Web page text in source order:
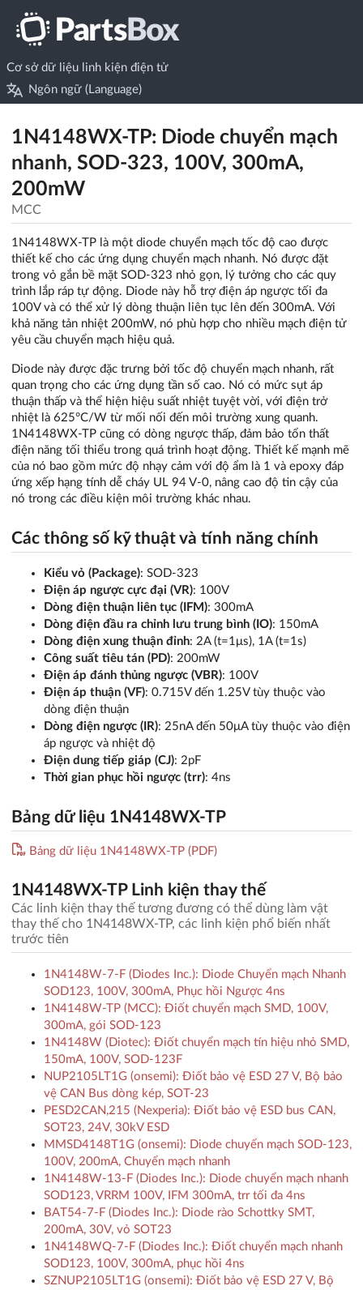
Cơ sở dữ liệu linh kiện điện tử
Ngôn ngữ (Language)
1N4148WX-TP: Diode chuyển mạch
nhanh, SOD-323, 100V, 300mA,
200mW
MCC
1N4148WX-TP là một diode chuyển mạch tốc độ cao được
thiết kế cho các ứng dụng chuyển mạch nhanh. Nó được đặt
trong vỏ gắn bề mặt SOD-323 nhỏ gọn, lý tưởng cho các quy
trình lắp ráp tự động. Diode này hỗ trợ điện áp ngược tối đa
100V và có thể xử lý dòng thuận liên tục lên đến 300mA. Với
khả năng tản nhiệt 200mW, nó phù hợp cho nhiều mạch điện tử
yêu cầu chuyển mạch hiệu quả.
Diode này được đặc trưng bởi tốc độ chuyển mạch nhanh, rất
quan trọng cho các ứng dụng tần số cao. Nó có mức sụt áp
thuận thấp và thể hiện hiệu suất nhiệt tuyệt vời, với điện trở
nhiệt là 625°C/W từ mối nối đến môi trường xung quanh.
1N4148WX-TP cũng có dòng ngược thấp, đảm bảo tổn thất
điện năng tối thiểu trong quá trình hoạt động. Thiết kế mạnh mẽ
của nó bao gồm mức độ nhạy cảm với độ ẩm là 1 và epoxy đáp
ứng xếp hạng tính dễ cháy UL 94 V-0, nâng cao độ tin cậy của
nó trong các điều kiện môi trường khác nhau.
Các thông số kỹ thuật và tính năng chính
Kiểu vỏ (Package): SOD-323
Điện áp ngược cực đại (VR): 100V
Dòng điện thuận liên tục (IFM): 300mA
Dòng điện đầu ra chỉnh lưu trung bình (IO): 150mA
Dòng điện xung thuận đỉnh: 2A (t=1μs), 1A (t=1s)
Công suất tiêu tán (PD): 200mW
Điện áp đánh thủng ngược (VBR): 100V
Điện áp thuận (VF): 0.715V đến 1.25V tùy thuộc vào
dòng điện thuận
Dòng điện ngược (IR): 25nA đến 50μA tùy thuộc vào điện
áp ngược và nhiệt độ
Điện dung tiếp giáp (CJ): 2pF
Thời gian phục hồi ngược (trr): 4ns
Bảng dữ liệu 1N4148WX-TP
Bảng dữ liệu 1N4148WX-TP (PDF)
1N4148WX-TP Linh kiện thay thế
Các linh kiện thay thế tương đương có thể dùng làm vật
thay thế cho 1N4148WX-TP, các linh kiện phổ biến nhất
trước tiên
1N4148W-7-F (Diodes Inc.): Diode Chuyển mạch Nhanh
SOD123, 100V, 300mA, Phục hồi Ngược 4ns
1N4148W-TP (MCC): Điốt chuyển mạch SMD, 100V,
300mA, gói SOD-123
1N4148W (Diotec): Điốt chuyển mạch tín hiệu nhỏ SMD,
150mA, 100V, SOD-123F
NUP2105LT1G (onsemi): Điốt bảo vệ ESD 27 V, Bộ bảo
vệ CAN Bus dòng kép, SOT-23
PESD2CAN,215 (Nexperia): Điốt bảo vệ ESD bus CAN,
SOT23, 24V, 30kV ESD
MMSD4148T1G (onsemi): Diode chuyển mạch SOD-123,
100V, 200mA, Chuyển mạch nhanh
1N4148W-13-F (Diodes Inc.): Diode chuyển mạch nhanh
SOD123, VRRM 100V, IFM 300mA, trr tối đa 4ns
BAT54-7-F (Diodes Inc.): Diode rào Schottky SMT,
200mA, 30V, vỏ SOT23
1N4148WQ-7-F (Diodes Inc.): Điốt chuyển mạch nhanh
SOD123, 100V, 300mA, phục hồi 4ns
SZNUP2105LT1G (onsemi): Điốt bảo vệ ESD 27 V, Bộ